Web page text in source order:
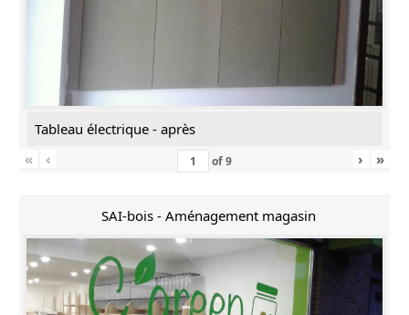
Tableau électrique - après
«
‹ of9 › »
SAI-bois - Aménagement magasin